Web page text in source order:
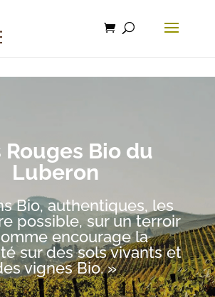
Rouges Bio du
Luberon
Bio, authentiques, les
possible, sur un terroir
encourage la
sur des sols vivants et
vignes Bio. »